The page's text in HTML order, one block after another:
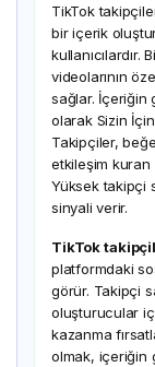
TikTok
bir içerik
videolarının
sağlar. İçeriğin
olarak Sizin İçin
Takipçiler,
etkileşim kuran
Yüksek takipçi
sinyali verir.
TikTok
platformdaki
görür. Takipçi
oluşturucular
kazanma
olmak, içeriğin